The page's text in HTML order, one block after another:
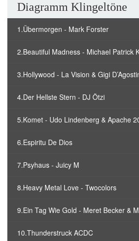
Diagramm Klingeltöne
1.Übermorgen - Mark Forster
2.Beautiful Madness - Michael Patrick
3.Hollywood - La Vision & Gigi
4.Der Hellste Stern - DJ Ötzi
5.Komet - Udo Lindenberg & Apache
6.Espiritu De Dios
7.Psyhaus - Juicy M
8.Heavy Metal Love - Twocolors
9.Ein Tag Wie Gold - Meret Becker &
10.Thunderstruck ACDC